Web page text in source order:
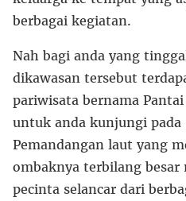
berbagai kegiatan.
Nah bagi anda yang
dikawasan tersebut
pariwisata bernama
untuk anda kunjungi pada
Pemandangan laut yang
ombaknya terbilang besar
pecinta selancar dari